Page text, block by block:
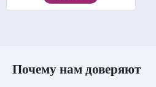
Почему нам доверяют